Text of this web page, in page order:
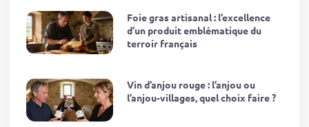
Foie gras artisanal : l’excellence
d’un produit emblématique du
terroir français
Vin d’anjou rouge : l’anjou ou
l’anjou-villages, quel choix faire ?